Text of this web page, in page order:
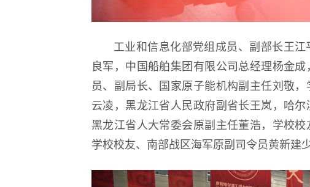
工业和信息化部党组成员、副部长王
良军，中国船舶集团有限公司总经理杨金
员、副局长、国家原子能机构副主任刘敬
云凌，黑龙江省人民政府副省长王岚，哈
黑龙江省人大常委会原副主任董浩，学校
学校校友、南部战区海军原副司令员黄新建